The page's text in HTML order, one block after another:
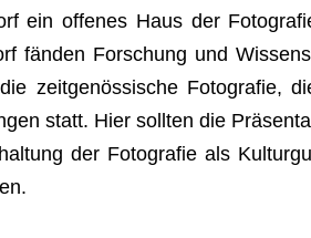
ein offe­nes Haus der
fän­den For­schung und
zeit­ge­nös­si­sche Foto­gra­fie,
statt. Hier soll­ten die
der Foto­gra­fie als